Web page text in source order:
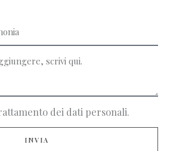
dei dati personali.
INVIA